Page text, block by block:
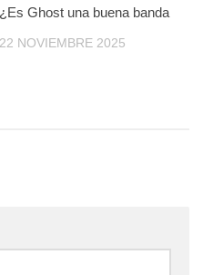
¿Es Ghost una buena banda
22 NOVIEMBRE 2025